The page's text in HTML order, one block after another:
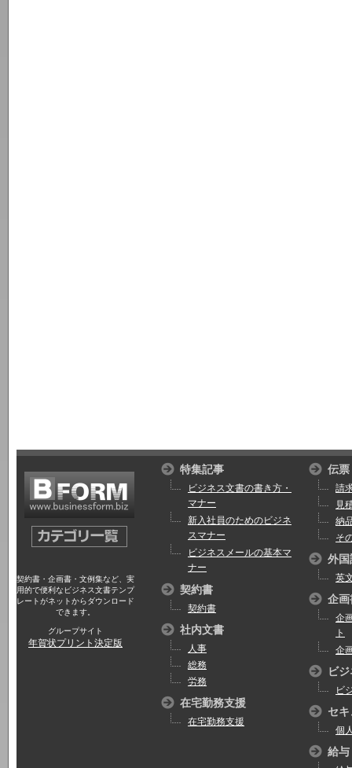
契約書・企画書・文例集など、実
用的で便利なビジネス文書テンプ
レートがネットからダウンロード
できます。
グループサイト
年賀状プリント決定版
特集記事
ビジネス文書の書き方・
マナー
新入社員のためのビジネ
スマナー
ビジネスメールの基本マ
ナー
契約書
契約書
社内文書
人事
総務
労務
在宅勤務支援
在宅勤務支援
伝票
請
見
納
そ
外国
英
企画
企
ト
企
ビ
ビ
セ
個
給与